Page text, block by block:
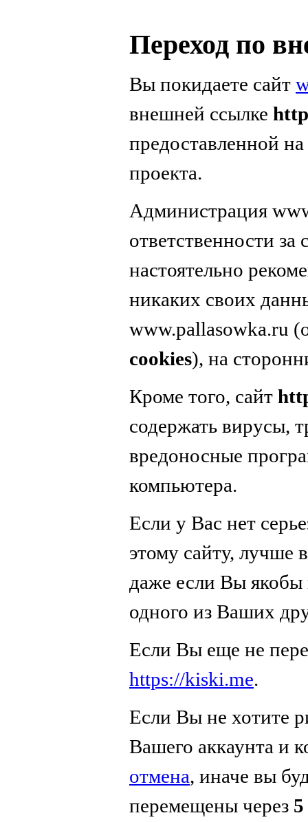
Переход по
Вы покидаете сайт
внешней ссылке
предоставленной
проекта.
Администрация
ответственности
настоятельно
никаких своих
www.pallasowka.ru
cookies), на
Кроме того, сайт
содержать вирусы,
вредоносные
компьютера.
Если у Вас нет
этому сайту, лучше
даже если Вы якобы
одного из Ваших
Если Вы еще не
https://kiski.me.
Если Вы не хотите
Вашего аккаунта и
отмена, иначе вы
перемещены через